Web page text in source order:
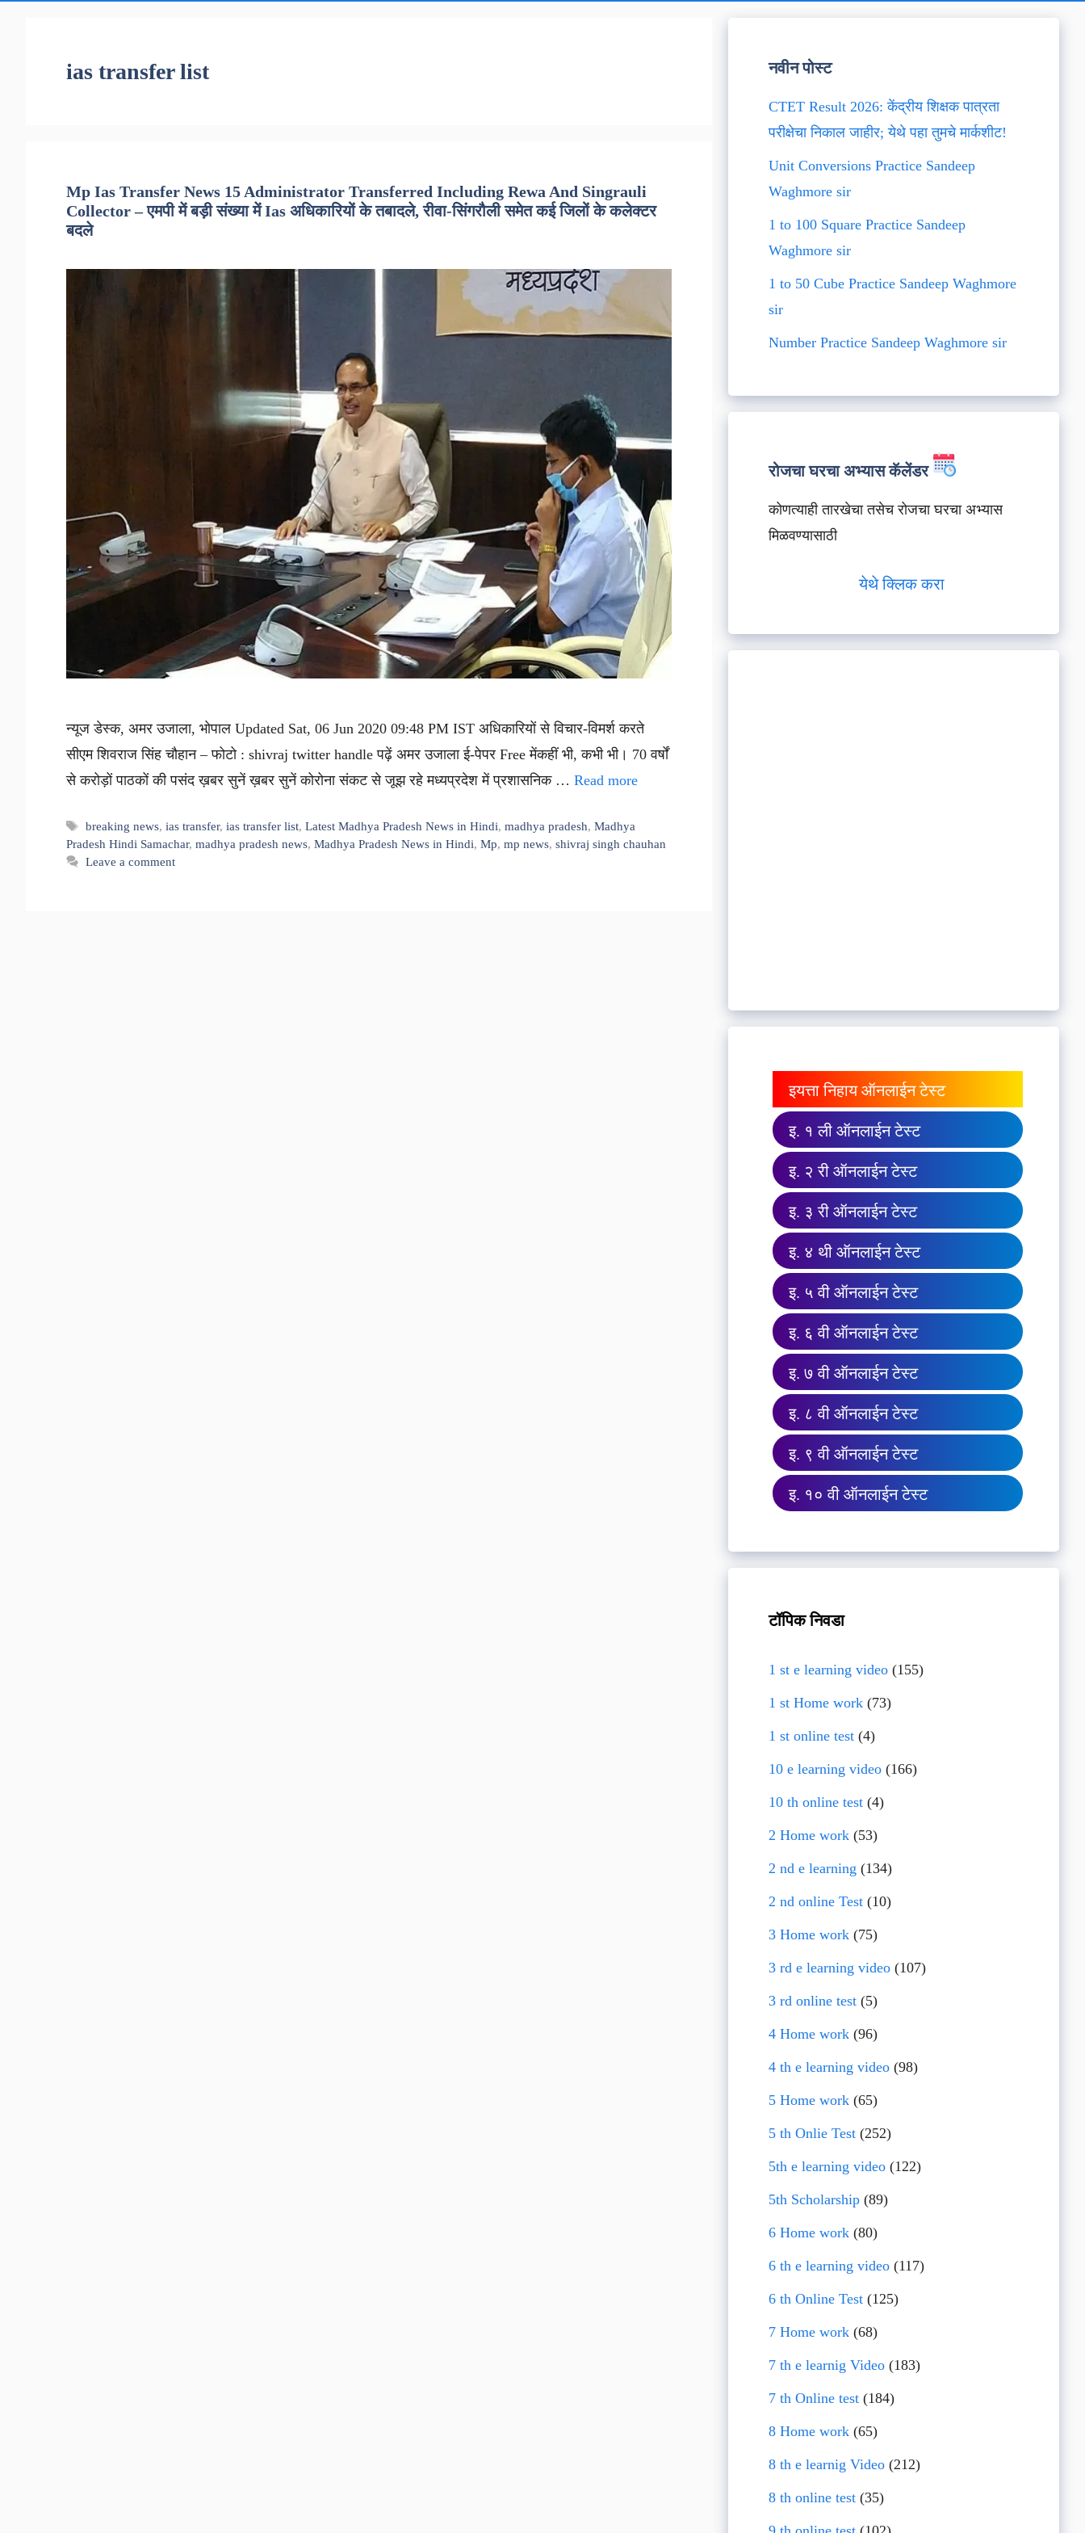
ias transfer list
Mp Ias Transfer News 15 Administrator Transferred Including Rewa And Singrauli
Collector – एमपी में बड़ी संख्या में Ias अधिकारियों के तबादले, रीवा-सिंगरौली समेत कई जिलों के कलेक्टर
बदले
न्यूज डेस्क, अमर उजाला, भोपाल Updated Sat, 06 Jun 2020 09:48 PM IST अधिकारियों से विचार-विमर्श करते
सीएम शिवराज सिंह चौहान – फोटो : shivraj twitter handle पढ़ें अमर उजाला ई-पेपर Free मेंकहीं भी, कभी भी। 70 वर्षों
से करोड़ों पाठकों की पसंद ख़बर सुनें ख़बर सुनें कोरोना संकट से जूझ रहे मध्यप्रदेश में प्रशासनिक … Read more
Tags
breaking news,ias transfer,ias transfer list,Latest Madhya Pradesh News in Hindi,madhya pradesh,Madhya
Pradesh Hindi Samachar, madhya pradesh news, Madhya Pradesh News in Hindi, Mp, mp news, shivraj singh chauhan
Leave a comment
नवीन पोस्ट
CTET Result 2026: केंद्रीय शिक्षक पात्रता
परीक्षेचा निकाल जाहीर; येथे पहा तुमचे मार्कशीट!
Unit Conversions Practice Sandeep
Waghmore sir
1 to 100 Square Practice Sandeep
Waghmore sir
1 to 50 Cube Practice Sandeep Waghmore
sir
Number Practice Sandeep Waghmore sir
रोजचा घरचा अभ्यास कॅलेंडर
कोणत्याही तारखेचा तसेच रोजचा घरचा अभ्यास
मिळवण्यासाठी
येथे क्लिक करा
इयत्ता निहाय ऑनलाईन टेस्ट
इ. १ ली ऑनलाईन टेस्ट
इ. २ री ऑनलाईन टेस्ट
इ. ३ री ऑनलाईन टेस्ट
इ. ४ थी ऑनलाईन टेस्ट
इ. ५ वी ऑनलाईन टेस्ट
इ. ६ वी ऑनलाईन टेस्ट
इ. ७ वी ऑनलाईन टेस्ट
इ. ८ वी ऑनलाईन टेस्ट
इ. ९ वी ऑनलाईन टेस्ट
इ. १० वी ऑनलाईन टेस्ट
टॉपिक निवडा
1 st e learning video(155)
1 st Home work(73)
1 st online test(4)
10 e learning video(166)
10 th online test(4)
2 Home work(53)
2 nd e learning (134)
2 nd online Test(10)
3 Home work(75)
3 rd e learning video(107)
3 rd online test(5)
4 Home work(96)
4 th e learning video(98)
5 Home work(65)
5 th Onlie Test(252)
5th e learning video(122)
5th Scholarship(89)
6 Home work(80)
6 th e learning video(117)
6 th Online Test(125)
7 Home work(68)
7 th e learnig Video(183)
7 th Online test(184)
8 Home work(65)
8 th e learnig Video(212)
8 th online test(35)